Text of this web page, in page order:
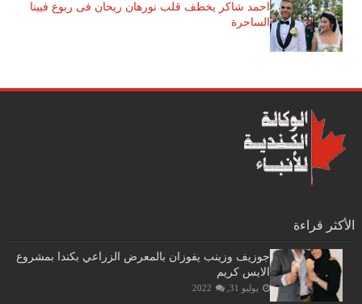
احمد شاكر يخطف قلب نورهان ريحان فى ربوع فيينا
الساحرة
الأكثر قراءة
جوزيف وزينب يفوزان بالمعرض الزراعي بكندا بمشروع
الايس كريم
يوليو 31, 2022